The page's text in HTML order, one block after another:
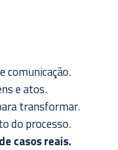
comunicação.
e atos.
transformar.
do processo.
casos reais.